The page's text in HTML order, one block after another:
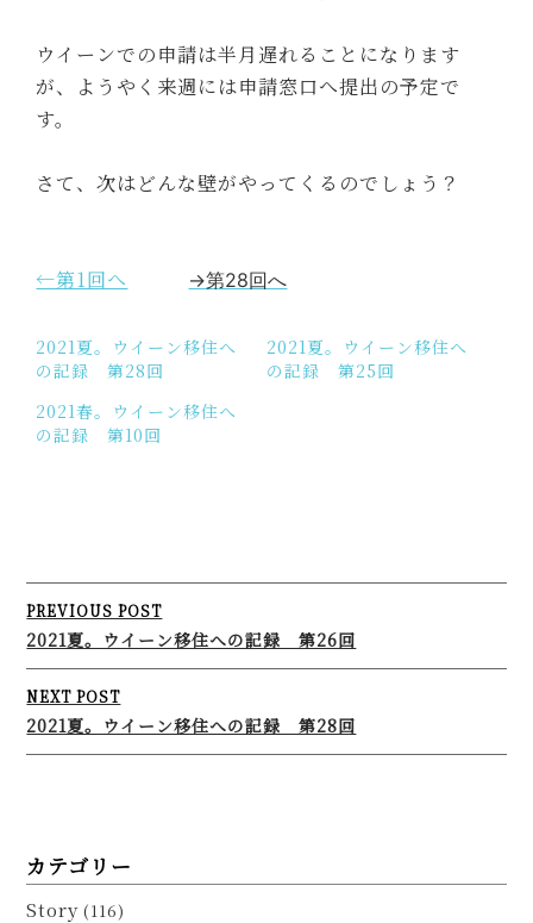
ウイーンでの申請は半月遅れることになります
が、ようやく来週には申請窓口へ提出の予定で
す。
さて、次はどんな壁がやってくるのでしょう？
←第1回へ →第28回へ
2021夏。ウイーン移住へ
の記録 第28回
2021夏。ウイーン移住へ
の記録 第25回
2021春。ウイーン移住へ
の記録 第10回
Post
navigation
PREVIOUS POST
2021夏。ウイーン移住への記録 第26回
NEXT POST
2021夏。ウイーン移住への記録 第28回
カテゴリー
Story (116)